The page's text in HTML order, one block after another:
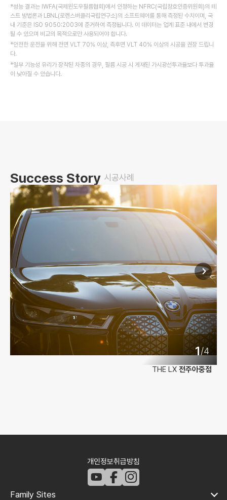
*성능 결과는 IWFA(국제윈도우필름협회)에서 인정하는 NFRC(국립창호인증위원회)의 테
스트 방법론과 LBNL(로렌스버클리국립연구소)의 소프트웨어를 통해 측정된 수치이며, 국
내 기준은 ISO 9050:2003에 준거하여 측정됩니다. 이 데이터는 업계 표준 내에서 변경
될 수 있으며 비교의 목적으로만 사용되어야 합니다.
*안전한 운전을 위해 전면 VLT 70% 이상, 측후면 VLT 40% 이상의 시공을 권장 드립니
다.
*일부 기능성 유리가 장착된 차종의 경우, 필름 시공 시 게재된 가시광선투과율보다 투과율
이 낮아질 수 있습니다.
Success Story 시공사례
1/4
THE LX 전주아중점
개인정보취급방침
Family Sites